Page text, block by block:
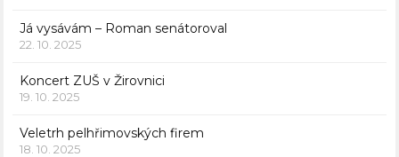
Já vysávám – Roman senátoroval
22. 10. 2025
Koncert ZUŠ v Žirovnici
19. 10. 2025
Veletrh pelhřimovských firem
18. 10. 2025